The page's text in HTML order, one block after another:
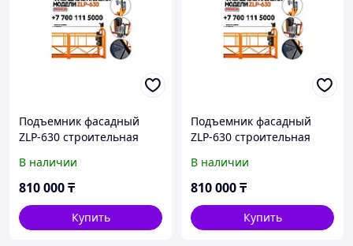
Подъемник фасадный
ZLP-630 строительная
В наличии
810 000₸
Купить
Подъемник фасадный
ZLP-630 строительная
расходники
В наличии
810 000₸
Купить